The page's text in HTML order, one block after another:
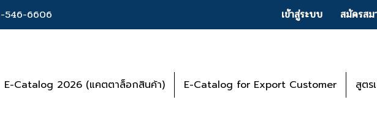
546-6606 เข้าสู่ระบบ สมัครสม
E-Catalog 2026 (แคตตาล็อกสินค้า) E-Catalog for Export Customer สูตร